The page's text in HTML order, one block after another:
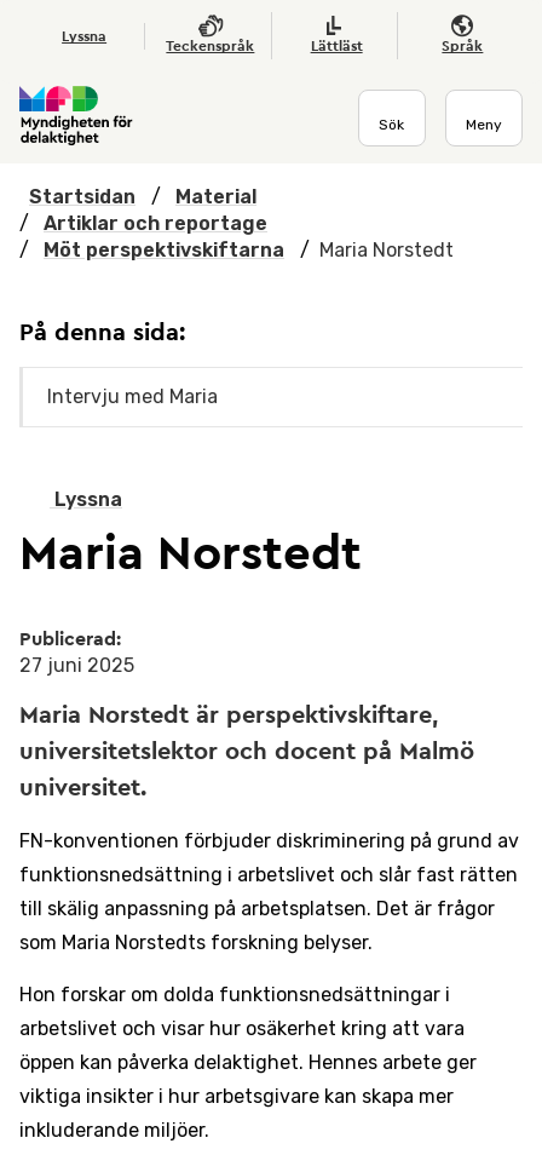
Hoppa till huvudmenyn
Lyssna
Teckenspråk Lättläst Språk
Sök Meny
Startsidan /
Material
/
Artiklar och reportage
/
Möt perspektivskiftarna / Maria Norstedt
Lyssna
Maria Norstedt
Publicerad:
27 juni 2025
Maria Norstedt är perspektivskiftare,
universitetslektor och docent på Malmö
universitet.
FN-konventionen förbjuder diskriminering på grund av
funktionsnedsättning i arbetslivet och slår fast rätten
till skälig anpassning på arbetsplatsen. Det är frågor
som Maria Norstedts forskning belyser.
Hon forskar om dolda funktionsnedsättningar i
arbetslivet och visar hur osäkerhet kring att vara
öppen kan påverka delaktighet. Hennes arbete ger
viktiga insikter i hur arbetsgivare kan skapa mer
inkluderande miljöer.
På denna sida:
Intervju med Maria